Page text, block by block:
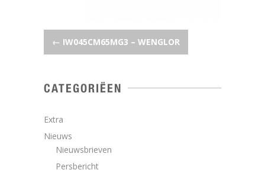
POST NAVIGATION
← IW045CM65MG3 – WENGLOR
CATEGORIËEN
Extra
Nieuws
Nieuwsbrieven
Persbericht